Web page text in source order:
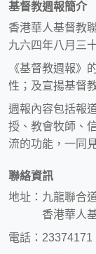
基督教週報簡介
香港華人基督教
九六四年八月三
《基督教週報》
性；及宣揚基督
週報內容包括報
授、教會牧師、
流的功能，一同
聯絡資訊
地址：九龍聯合
香港華人基
電話：23374171